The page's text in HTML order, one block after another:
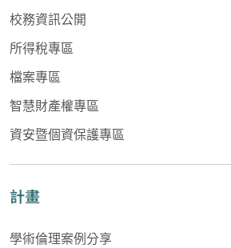
校務資訊公開
所得稅專區
檔案專區
智慧財產權專區
資安暨個資保護專區
計畫
學術倫理案例分享